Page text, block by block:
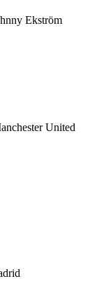
Ekström
United